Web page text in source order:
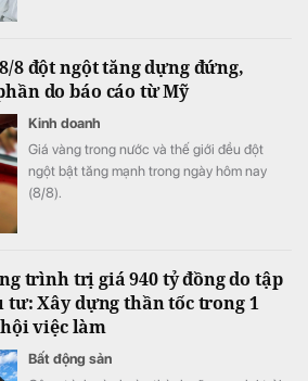
8 đột ngột tăng dựng đứng,
do báo cáo từ Mỹ
Kinh doanh
Giá vàng trong nước và thế giới đều đột
ngột bật tăng mạnh trong ngày hôm nay
(8/8).
trình trị giá 940 tỷ đồng do tập
tư: Xây dựng thần tốc trong 1
việc làm
Bất động sản